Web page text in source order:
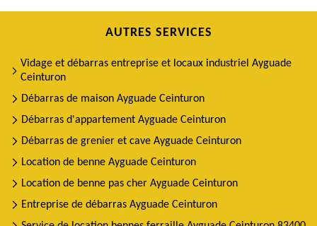
AUTRES SERVICES
Vidage et débarras entreprise et locaux industriel Ayguade
Ceinturon
Débarras de maison Ayguade Ceinturon
Débarras d'appartement Ayguade Ceinturon
Débarras de grenier et cave Ayguade Ceinturon
Location de benne Ayguade Ceinturon
Location de benne pas cher Ayguade Ceinturon
Entreprise de débarras Ayguade Ceinturon